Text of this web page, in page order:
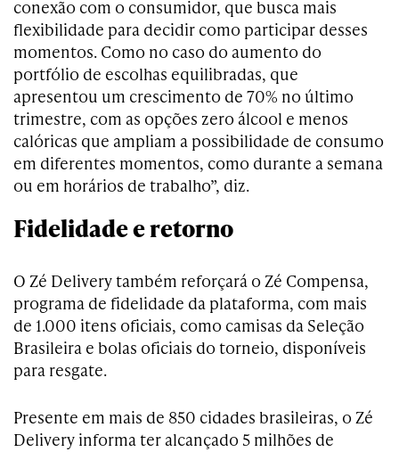
conexão com o consumidor, que busca mais
flexibilidade para decidir como participar desses
momentos. Como no caso do aumento do
portfólio de escolhas equilibradas, que
apresentou um crescimento de 70% no último
trimestre, com as opções zero álcool e menos
calóricas que ampliam a possibilidade de consumo
em diferentes momentos, como durante a semana
ou em horários de trabalho”, diz.
Fidelidade e retorno
O Zé Delivery também reforçará o Zé Compensa,
programa de fidelidade da plataforma, com mais
de 1.000 itens oficiais, como camisas da Seleção
Brasileira e bolas oficiais do torneio, disponíveis
para resgate.
Presente em mais de 850 cidades brasileiras, o Zé
Delivery informa ter alcançado 5 milhões de